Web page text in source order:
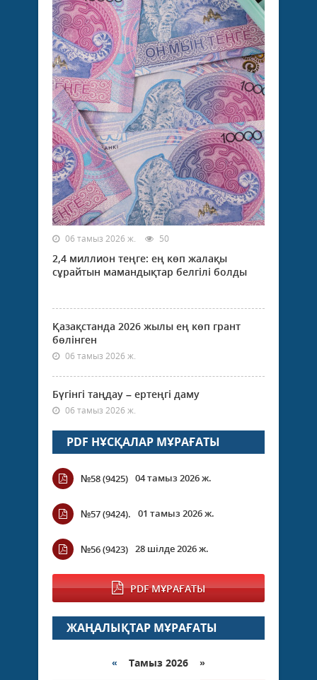
06 тамыз 2026 ж. 50
2,4 миллион теңге: ең көп жалақы
сұрайтын мамандықтар белгілі болды
Қазақстанда 2026 жылы ең көп грант
бөлінген
06 тамыз 2026 ж.
Бүгінгі таңдау – ертеңгі даму
06 тамыз 2026 ж.
PDF НҰСҚАЛАР МҰРАҒАТЫ
№58 (9425) 04 тамыз 2026 ж.
№57 (9424). 01 тамыз 2026 ж.
№56 (9423) 28 шілде 2026 ж.
PDF МҰРАҒАТЫ
ЖАҢАЛЫҚТАР МҰРАҒАТЫ
« Тамыз 2026 »